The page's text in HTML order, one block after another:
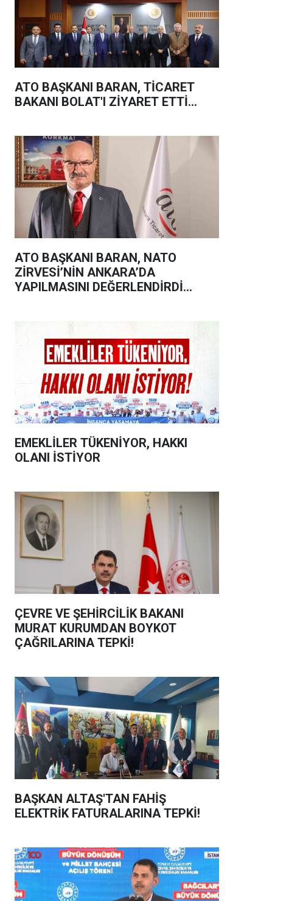
ATO BAŞKANI BARAN, TİCARET
BAKANI BOLAT'I ZİYARET ETTİ...
ATO BAŞKANI BARAN, NATO
ZİRVESİ’NİN ANKARA’DA
YAPILMASINI DEĞERLENDİRDİ…
EMEKLİLER TÜKENİYOR, HAKKI
OLANI İSTİYOR
ÇEVRE VE ŞEHİRCİLİK BAKANI
MURAT KURUMDAN BOYKOT
ÇAĞRILARINA TEPKİ!
BAŞKAN ALTAŞ'TAN FAHİŞ
ELEKTRİK FATURALARINA TEPKİ!